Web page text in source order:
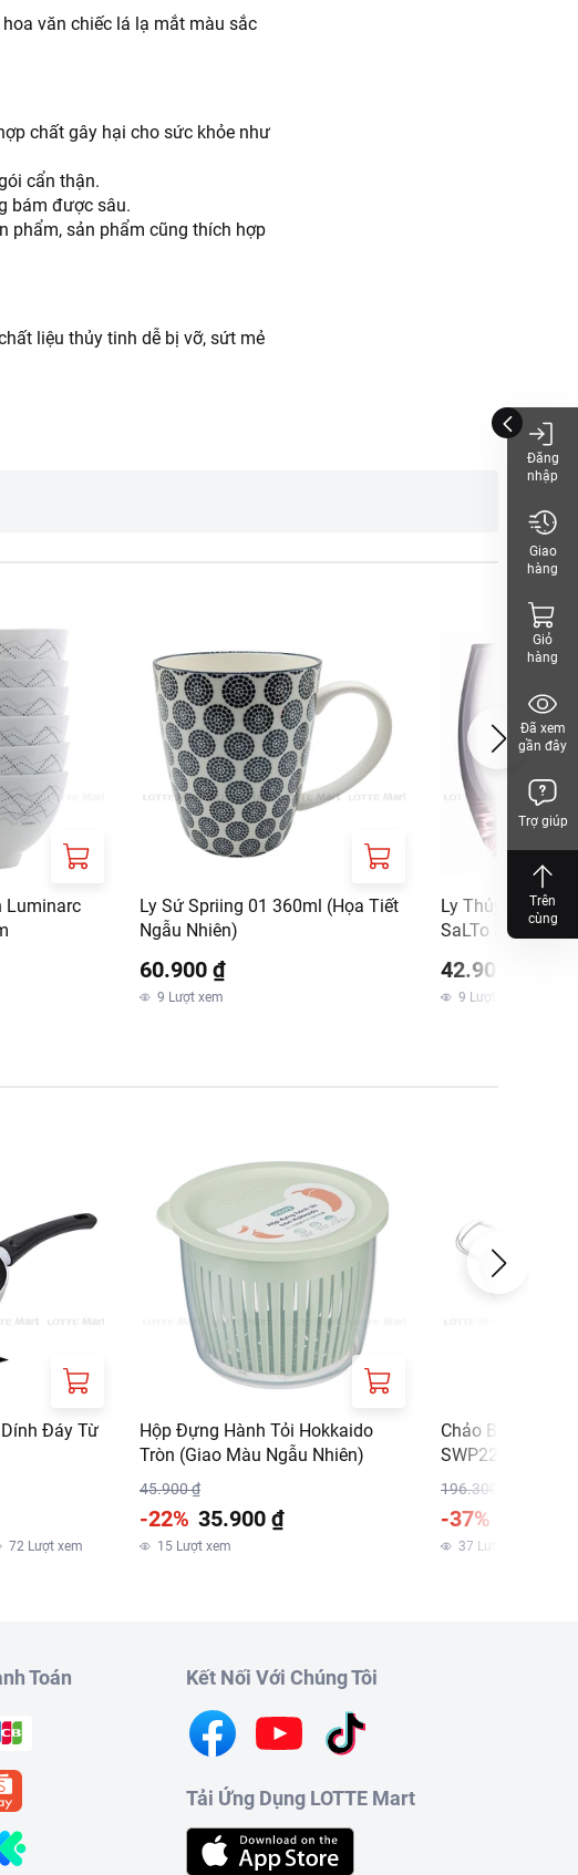
văn chiếc lá lạ mắt màu sắc
chất gây hại cho sức khỏe như
cẩn thận.
bám được sâu.
phẩm, sản phẩm cũng thích hợp
liệu thủy tinh dễ bị vỡ, sứt mẻ
Luminarc
Ly Sứ Spriing 01 360ml (Họa Tiết
Ngẫu Nhiên)
60.900 ₫
9 Lượt xem
Ly Thủy Tinh
SaLTo 320ml
42.900 ₫
9 Lượt xem
Đáy Từ
72 Lượt xem
Hộp Đựng Hành Tỏi Hokkaido
Tròn (Giao Màu Ngẫu Nhiên)
45.900 ₫
-22% 35.900 ₫
15 Lượt xem
Chảo Bầu
SWP22B 22cm
196.300 ₫
-37%
37 Lượt xem
Toán Kết Nối Với Chúng Tôi
Tải Ứng Dụng LOTTE Mart
Đăng
nhập
Giao
hàng
Giỏ
hàng
Đã xem
gần đây
Trợ giúp
Trên
cùng